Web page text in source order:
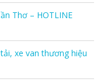
Thơ – HOTLINE
xe van thương hiệu